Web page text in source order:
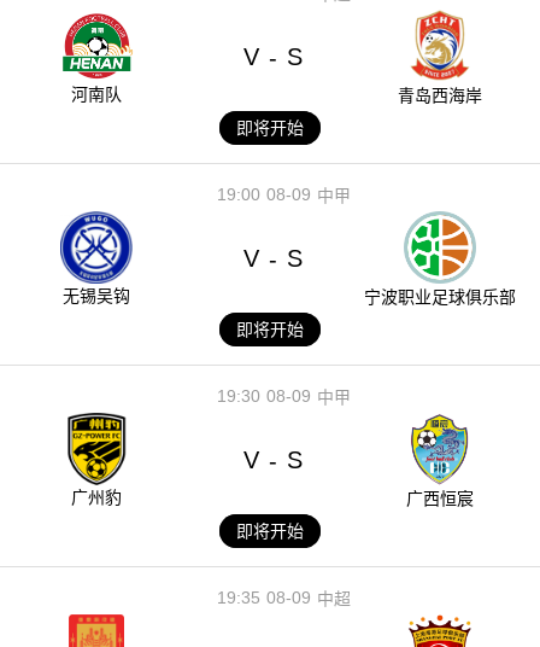
河南队
V - S
青岛西海岸
即将开始
08-09
19:00 中甲
无锡吴钩
V - S
宁波职业足球俱乐部
即将开始
08-09
19:30 中甲
广州豹
V - S
广西恒宸
即将开始
08-09
19:35 中超